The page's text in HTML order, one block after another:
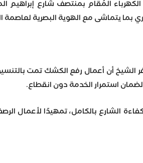
المُقام بمنتصف شارع إبراهيم
بما يتماشى مع الهوية البصرية لعاصمة
الشيخ أن أعمال رفع الكشك تمت
لضمان استمرار الخدمة دون انقطاع.
الشارع بالكامل، تمهيدًا لأعمال